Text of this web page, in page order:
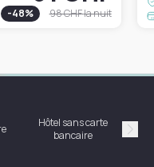
-48% 98 CHFla nuit
Hôtel sans carte
bancaire